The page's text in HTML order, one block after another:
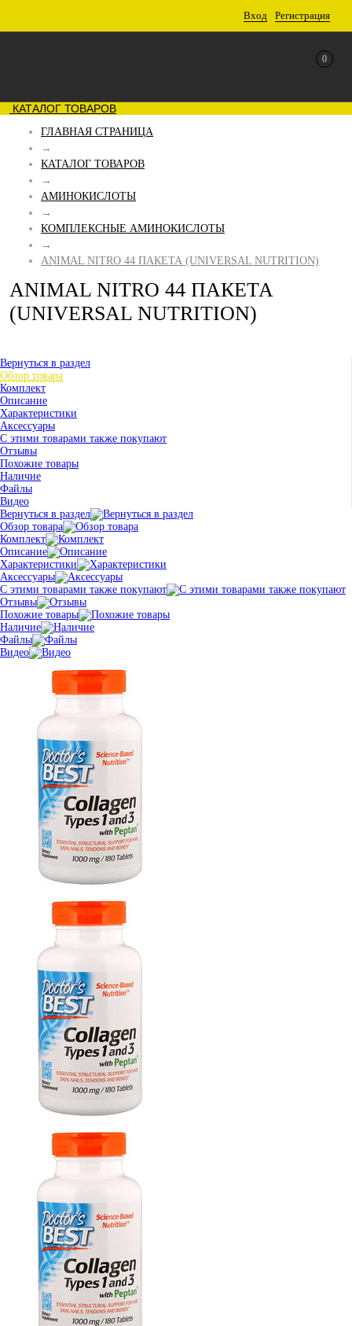
Вход Регистрация
0
КАТАЛОГ ТОВАРОВ
ГЛАВНАЯ СТРАНИЦА
→
КАТАЛОГ ТОВАРОВ
→
АМИНОКИСЛОТЫ
→
КОМПЛЕКСНЫЕ АМИНОКИСЛОТЫ
→
ANIMAL NITRO 44 ПАКЕТА (UNIVERSAL NUTRITION)
ANIMAL NITRO 44 ПАКЕТА
(UNIVERSAL NUTRITION)
Вернуться в раздел
Обзор товара
Комплект
Описание
Характеристики
Аксессуары
С этими товарами также покупают
Отзывы
Похожие товары
Наличие
Файлы
Видео
Вернуться в раздел
Обзор товара
Комплект
Описание
Характеристики
Аксессуары
С этими товарами также покупают
Отзывы
Похожие товары
Наличие
Файлы
Видео